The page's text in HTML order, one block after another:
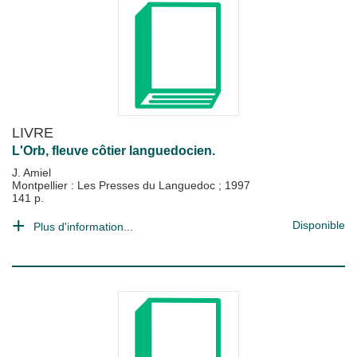
LIVRE
L'Orb, fleuve côtier languedocien.
J. Amiel
Montpellier : Les Presses du Languedoc ; 1997
141 p.
Plus d'information... Disponible